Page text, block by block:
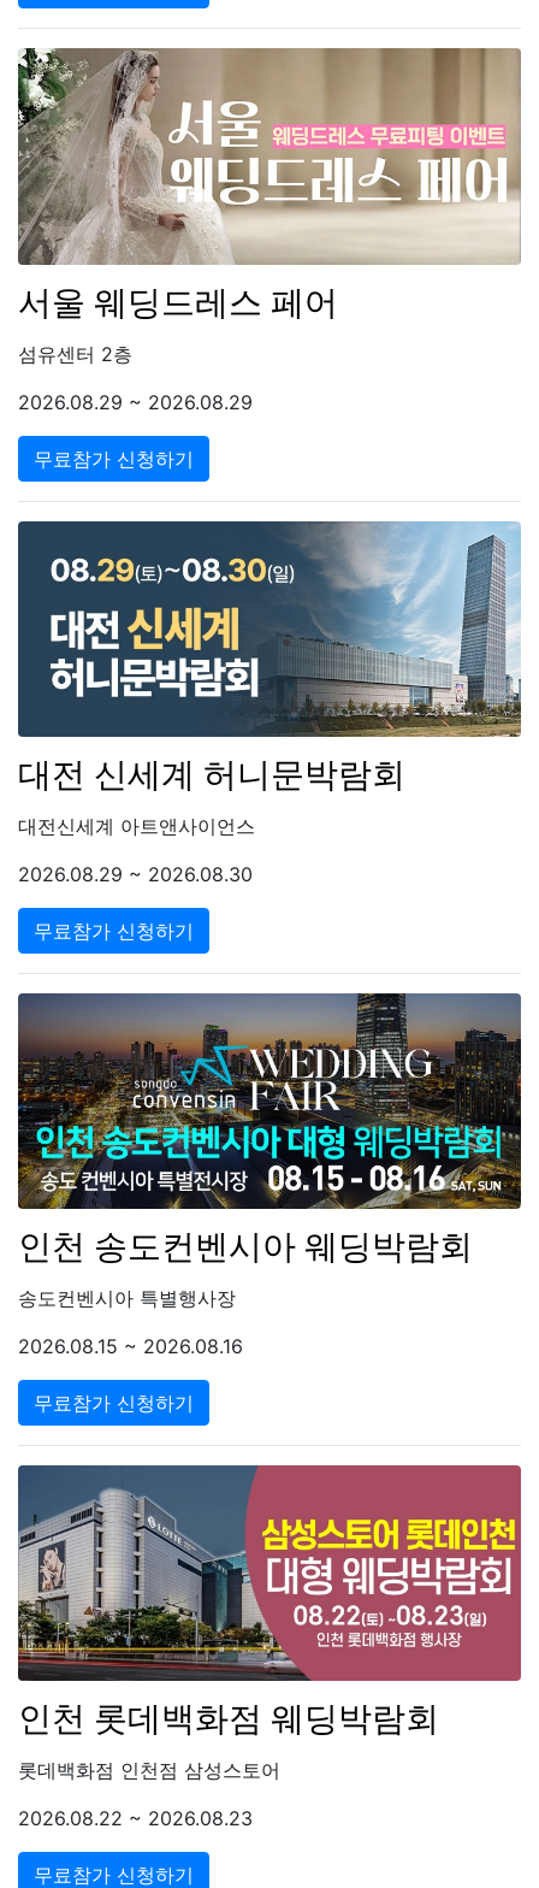
서울 웨딩드레스 페어
섬유센터 2층
2026.08.29 ~ 2026.08.29
무료참가 신청하기
대전 신세계 허니문박람회
대전신세계 아트앤사이언스
2026.08.29 ~ 2026.08.30
무료참가 신청하기
인천 송도컨벤시아 웨딩박람회
송도컨벤시아 특별행사장
2026.08.15 ~ 2026.08.16
무료참가 신청하기
인천 롯데백화점 웨딩박람회
롯데백화점 인천점 삼성스토어
2026.08.22 ~ 2026.08.23
무료참가 신청하기